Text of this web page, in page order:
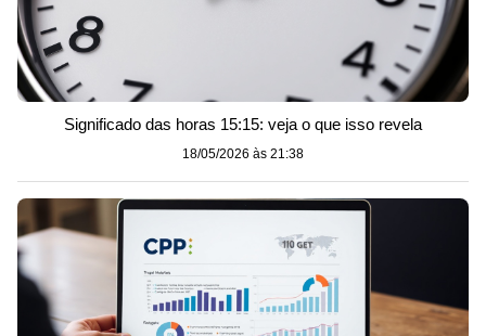
Significado das horas 15:15: veja o que isso revela
18/05/2026 às 21:38